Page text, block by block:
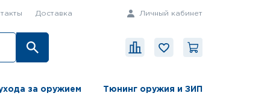
Доставка Личный кабинет
за оружием Тюнинг оружия и ЗИП